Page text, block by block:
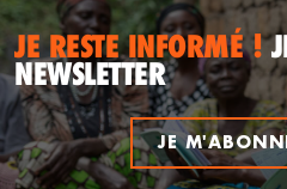
JE RESTE INFORMÉ !
NEWSLETTER
JE